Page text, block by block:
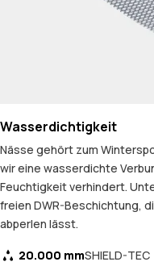
Wasserdichtigkeit
Nässe gehört zum
wir eine wasserdichte
Feuchtigkeit verhindert.
freien DWR-Beschichtung,
abperlen lässt.
20.000 mmSHIELD-TEC